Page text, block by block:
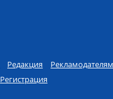
Редакция Рекламодателям
Регистрация